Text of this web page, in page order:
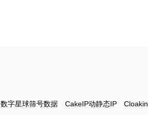
数字星球筛号数据 CakeIP动静态IP